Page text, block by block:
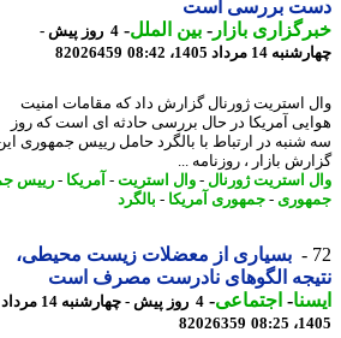
بررسی است
بازار- بین الملل- 4 روز پیش -
مرداد 1405، 08:42
82026459
استریت ژورنال گزارش داد که مقامات امنیت
آمریکا در حال بررسی حادثه ای است که روز
در ارتباط با بالگرد حامل رییس جمهوری این
بازار ، روزنامه ...
استریت ژورنال-وال استریت-آمریکا- رییس
- جمهوری آمریکا- بالگرد
بسیاری از معضلات زیست محیطی،
الگوهای نادرست مصرف است
-اجتماعی-
4 روز پیش - چهارشنبه 14 مرداد
82026359